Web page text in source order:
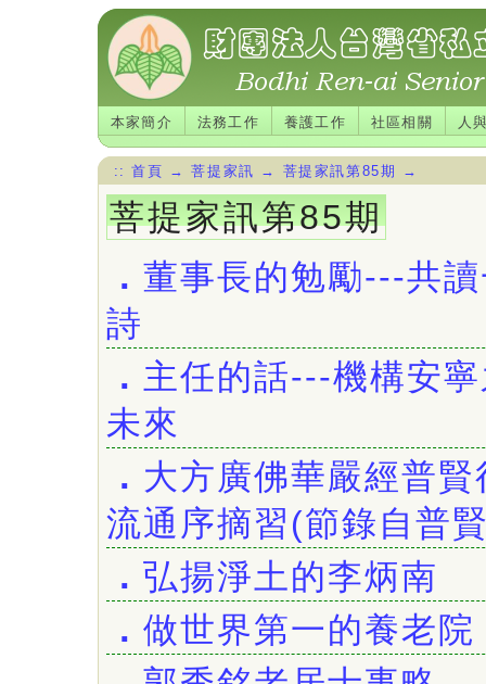
本家簡介 法務工作 養護工作 社區相關 人
::首頁 →菩提家訊 → 菩提家訊第85期 →
菩提家訊第85期
． 董事長的勉勵---共
詩
． 主任的話---機構安
未來
． 大方廣佛華嚴經普賢
流通序摘習(節錄自普
． 弘揚淨土的李炳南
． 做世界第一的養老院